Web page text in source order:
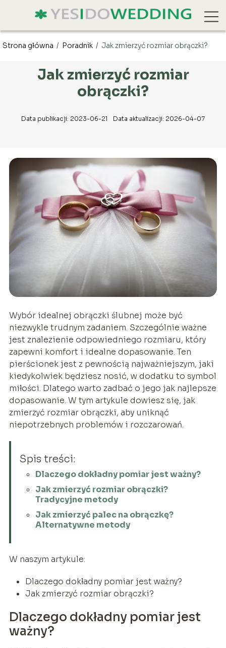
Strona główna / Poradnik / Jak zmierzyć rozmiar obrączki?
Jak zmierzyć rozmiar
obrączki?
Data publikacji: 2023-06-21 Data aktualizacji: 2026-04-07
Wybór idealnej obrączki ślubnej może być
niezwykle trudnym zadaniem. Szczególnie ważne
jest znalezienie odpowiedniego rozmiaru, który
zapewni komfort i idealne dopasowanie. Ten
pierścionek jest z pewnością najważniejszym, jaki
kiedykolwiek będziesz nosić, w dodatku to symbol
miłości. Dlatego warto zadbać o jego jak najlepsze
dopasowanie. W tym artykule dowiesz się, jak
zmierzyć rozmiar obrączki, aby uniknąć
niepotrzebnych problemów i rozczarowań.
Spis treści:
Dlaczego dokładny pomiar jest ważny?
Jak zmierzyć rozmiar obrączki?
Tradycyjne metody
Jak zmierzyć palec na obrączkę?
Alternatywne metody
W naszym artykule:
Dlaczego dokładny pomiar jest ważny?
Jak zmierzyć rozmiar obrączki?
Dlaczego dokładny pomiar jest
ważny?